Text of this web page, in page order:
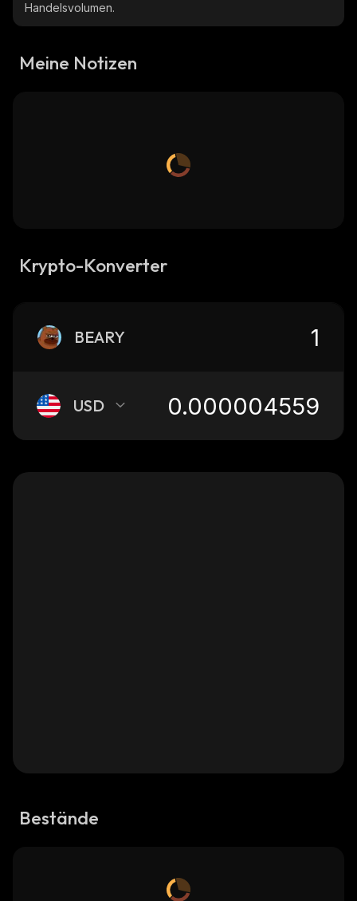
Handelsvolumen.
Meine Notizen
Krypto-Konverter
BEARY
USD
Bestände